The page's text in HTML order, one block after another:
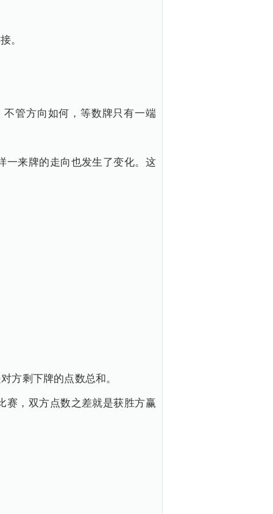
。
管方向如何，等数牌只有一端
一来牌的走向也发生了变化。这
方剩下牌的点数总和。
赛，双方点数之差就是获胜方赢